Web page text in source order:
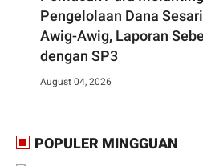
Pengelolaan Dana
Awig-Awig, Laporan
dengan SP3
August 04, 2026
POPULER MINGGUAN